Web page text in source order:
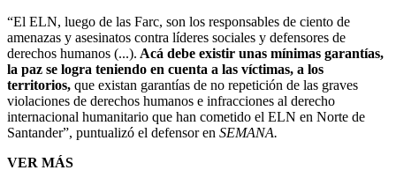
“El ELN, luego de las Farc, son los responsables de ciento de
amenazas y asesinatos contra líderes sociales y defensores de
derechos humanos (...). Acá debe existir unas mínimas garantías,
la paz se logra teniendo en cuenta a las víctimas, a los
territorios, que existan garantías de no repetición de las graves
violaciones de derechos humanos e infracciones al derecho
internacional humanitario que han cometido el ELN en Norte de
Santander”, puntualizó el defensor en SEMANA.
VER MÁS